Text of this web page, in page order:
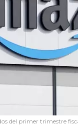
del primer trimestre